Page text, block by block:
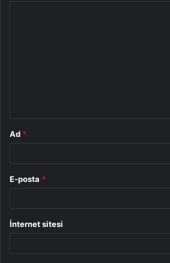
Ad *
E-posta *
İnternet sitesi